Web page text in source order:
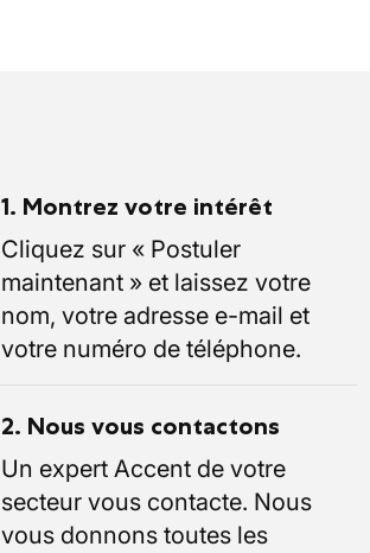
1. Montrez votre intérêt
Cliquez sur « Postuler
maintenant » et laissez votre
nom, votre adresse e-mail et
votre numéro de téléphone.
2. Nous vous contactons
Un expert Accent de votre
secteur vous contacte. Nous
vous donnons toutes les